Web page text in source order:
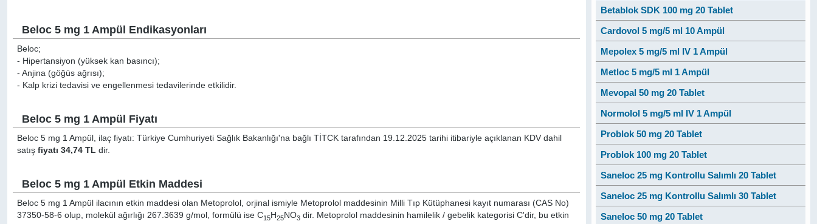
Beloc 5 mg 1 Ampül Endikasyonları
Beloc;
- Hipertansiyon (yüksek kan basıncı);
- Anjina (göğüs ağrısı);
- Kalp krizi tedavisi ve engellenmesi tedavilerinde etkilidir.
Beloc 5 mg 1 Ampül Fiyatı
Beloc 5 mg 1 Ampül, ilaç fiyatı: Türkiye Cumhuriyeti Sağlık Bakanlığı'na bağlı TİTCK tarafından 19.12.2025 tarihi itibariyle açıklanan KDV dahil
satışfiyatı 34,74 TL dir.
Beloc 5 mg 1 Ampül Etkin Maddesi
Beloc 5 mg 1 Ampül ilacının etkin maddesi olan Metoprolol, orjinal ismiyle Metoprolol maddesinin Milli Tıp Kütüphanesi kayıt numarası (CAS No)
37350-58-6 olup, molekül ağırlığı 267.3639 g/mol, formülü ise C15H25NO3 dir. Metoprolol maddesinin hamilelik / gebelik kategorisi C'dir, bu etkin
Betablok SDK 100 mg 20 Tablet
Cardovol 5 mg/5 ml 10 Ampül
Mepolex 5 mg/5 ml IV 1 Ampül
Metloc 5 mg/5 ml 1 Ampül
Mevopal 50 mg 20 Tablet
Normolol 5 mg/5 ml IV 1 Ampül
Problok 50 mg 20 Tablet
Problok 100 mg 20 Tablet
Saneloc 25 mg Kontrollu Salımlı 20 Tablet
Saneloc 25 mg Kontrollu Salımlı 30 Tablet
Saneloc 50 mg 20 Tablet